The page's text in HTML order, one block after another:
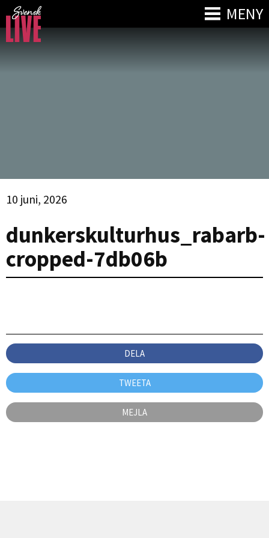
MENY
10 juni, 2026
dunkerskulturhus_rabarb-
cropped-7db06b
DELA
TWEETA
MEJLA